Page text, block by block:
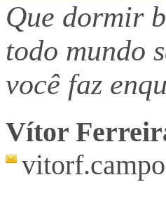
Que dormir
todo mundo
você faz
Vítor